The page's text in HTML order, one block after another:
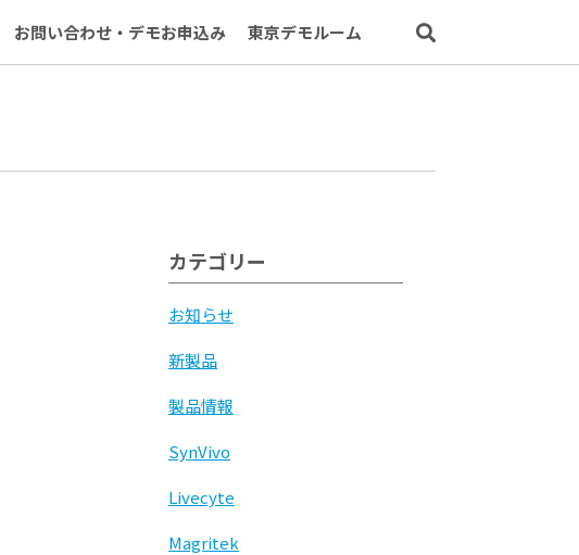
お問い合わせ・デモお申込み 東京デモルーム
カテゴリー
お知らせ
新製品
製品情報
SynVivo
Livecyte
Magritek